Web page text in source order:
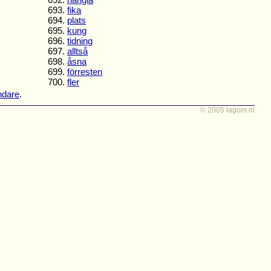
693.fika
694. plats
695. kung
696.tidning
697.alltså
698.åsna
699.förresten
700.fler
.
© 2005 lagom.nl